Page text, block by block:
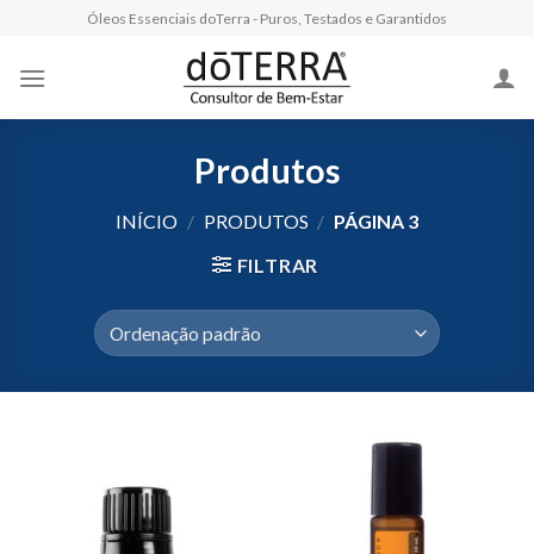
content
Óleos Essenciais doTerra - Puros, Testados e Garantidos
Produtos
INÍCIO / PRODUTOS / PÁGINA 3
FILTRAR